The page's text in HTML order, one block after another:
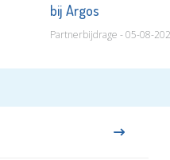
bij Argos
Partnerbijdrage - 05-08-